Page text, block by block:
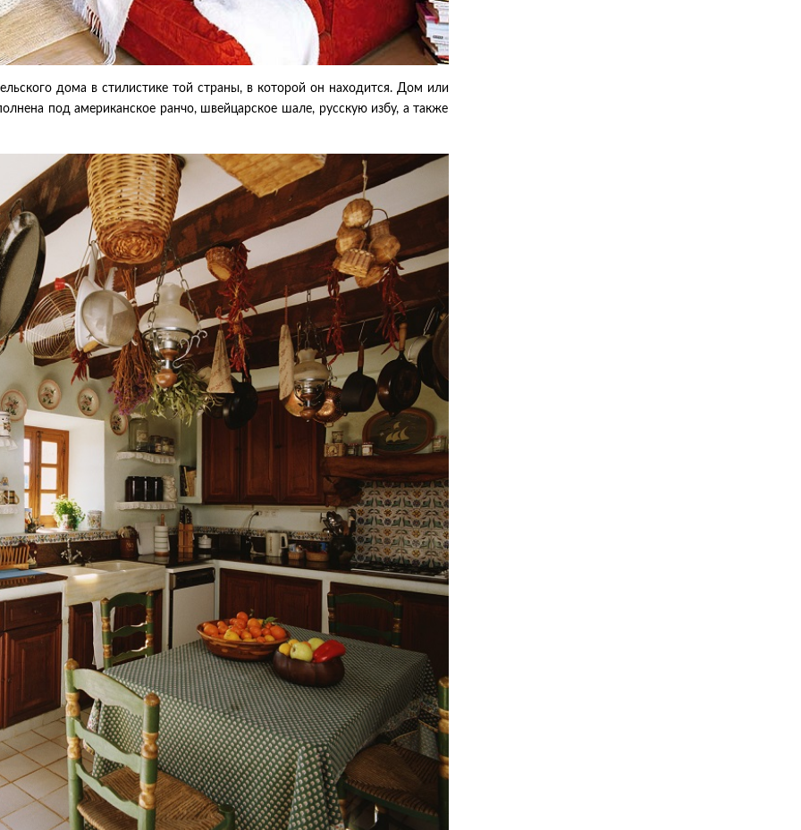
дома в стилистике той страны, в которой он находится. Дом или
под американское ранчо, швейцарское шале, русскую избу, а также